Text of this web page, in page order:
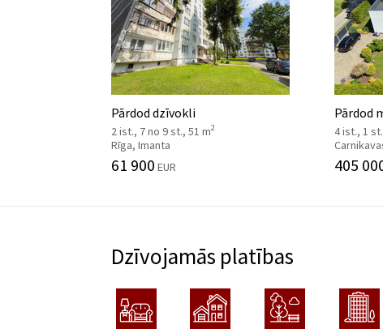
Pārdod dzīvokli
2 ist., 7 no 9 st., 51 m2
Rīga, Imanta
61 900 EUR
Pārdod
4 ist., 1
405
Dzīvojamās platības